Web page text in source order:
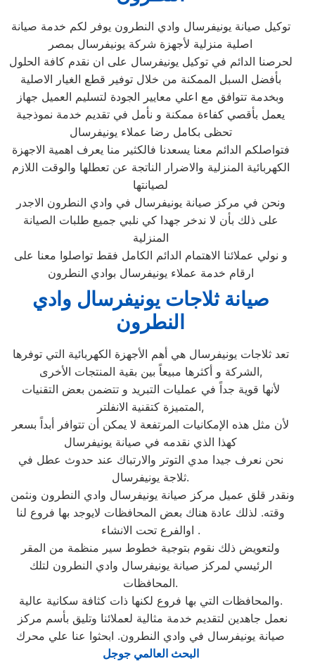
توكيل صيانة يونيفرسال وادي النطرون يوفر لكم خدمة صيانة
اصلية منزلية لأجهزة شركة يونيفرسال بمصر
لحرصنا الدائم في توكيل يونيفرسال على ان نقدم كافة الحلول
بأفضل السبل الممكنة من خلال توفير قطع الغيار الاصلية
وبخدمة تتوافق مع اعلي معايير الجودة لتسليم العميل جهاز
يعمل بأقصي كفاءة ممكنة و نأمل في تقديم خدمة نموذجية
تحظى بكامل رضا عملاء يونيفرسال
فتواصلكم الدائم معنا يسعدنا فالكثير منا يعرف اهمية الاجهزة
الكهربائية المنزلية والاضرار الناتجة عن تعطلها والوقت اللازم
لصيانتها
ونحن في مركز صيانة يونيفرسال في وادي النطرون الاجدر
على ذلك بأن لا ندخر جهدا كي نلبي جميع طلبات الصيانة
المنزلية
و نولي عملائنا الاهتمام الدائم الكامل فقط تواصلوا معنا على
ارقام خدمة عملاء يونيفرسال بوادي النطرون
صيانة ثلاجات يونيفرسال وادي
النطرون
تعد ثلاجات يونيفرسال هي أهم الأجهزة الكهربائية التي توفرها
الشركة و أكثرها مبيعاً بين بقية المنتجات الأخرى,
لأنها قوية جداً في عمليات التبريد و تتضمن بعض التقنيات
المتميزة كتقنية الانفلتر,
لأن مثل هذه الإمكانيات المرتفعة لا يمكن أن تتوافر أبداً بسعر
كهذا الذي نقدمه في صيانة يونيفرسال
نحن نعرف جيدا مدي التوتر والارتباك عند حدوث عطل في
ثلاجة يونيفرسال.
وقته. لذلك عادة هناك بعض المحافظات لايوجد بها فروع لنا
اوالفرع تحت الانشاء .
ولتعويض ذلك نقوم بتوجية خطوط سير منظمة من المقر
الرئيسي لمركز صيانة يونيفرسال وادي النطرون لتلك
المحافظات.
والمحافظات التي بها فروع لكنها ذات كثافة سكانية عالية.
صيانة يونيفرسال في وادي النطرون. ابحثوا عنا علي محرك
البحث العالمي جوجل